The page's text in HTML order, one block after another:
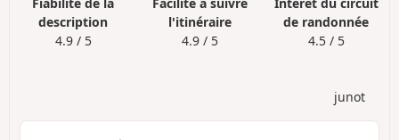
description
4.9 / 5
l'itinéraire
4.9 / 5
de randonnée
4.5 / 5
junot